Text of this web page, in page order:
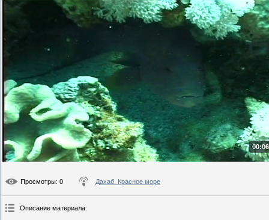
Просмотры: 0 Дахаб. Красное море
Описание материала: